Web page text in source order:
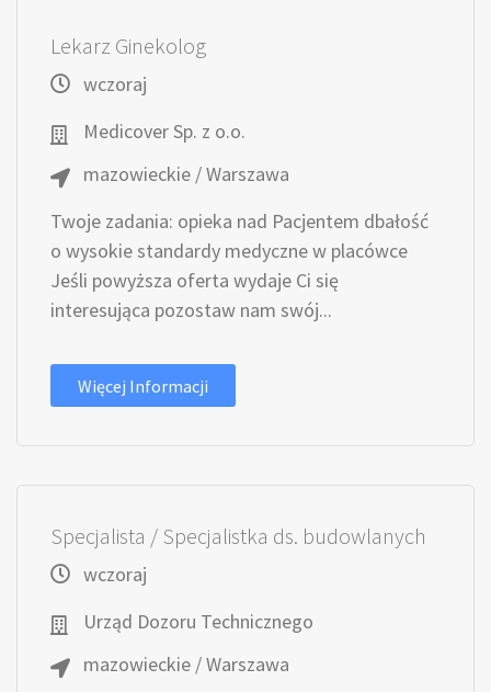
Lekarz Ginekolog
wczoraj
Medicover Sp. z o.o.
mazowieckie / Warszawa
Twoje zadania: opieka nad Pacjentem dbałość
o wysokie standardy medyczne w placówce
Jeśli powyższa oferta wydaje Ci się
interesująca pozostaw nam swój...
Więcej Informacji
Specjalista / Specjalistka ds. budowlanych
wczoraj
Urząd Dozoru Technicznego
mazowieckie / Warszawa